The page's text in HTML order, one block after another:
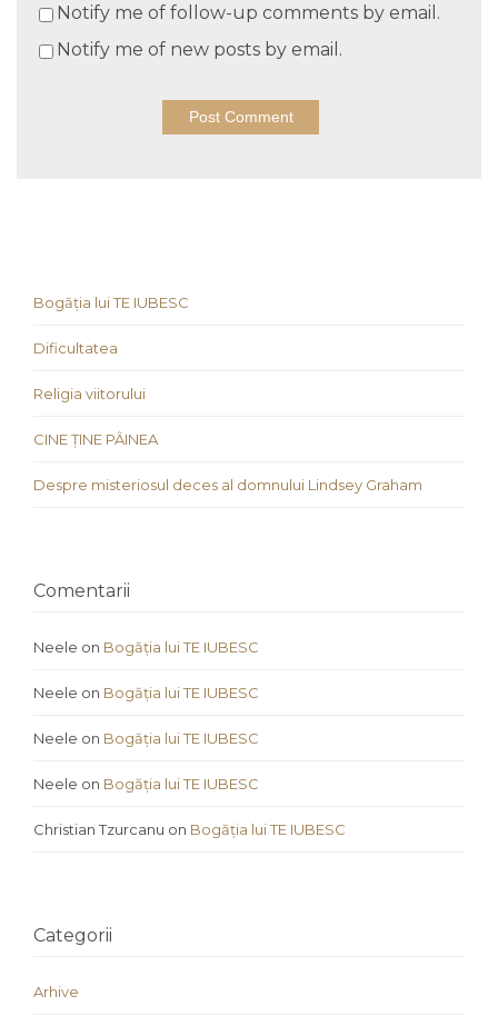
Notify me of follow-up comments by email.
Notify me of new posts by email.
Bogăția lui TE IUBESC
Dificultatea
Religia viitorului
CINE ȚINE PÂINEA
Despre misteriosul deces al domnului Lindsey Graham
Comentarii
Neele on Bogăția lui TE IUBESC
Neele on Bogăția lui TE IUBESC
Neele on Bogăția lui TE IUBESC
Neele on Bogăția lui TE IUBESC
Christian Tzurcanu on Bogăția lui TE IUBESC
Categorii
Arhive